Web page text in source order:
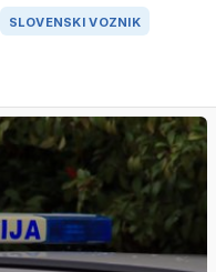
SLOVENSKI VOZNIK